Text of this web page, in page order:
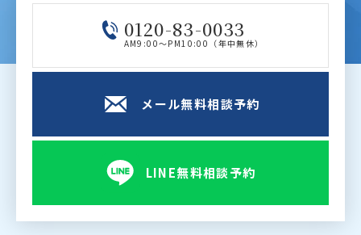
0120-83-0033
AM9:00～PM10:00（年中無休）
メール無料相談予約
LINE無料相談予約